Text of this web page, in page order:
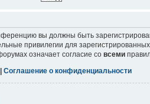
вы должны быть
привилегии для
означает согласие со всеми
Соглашение о конфиденциальности